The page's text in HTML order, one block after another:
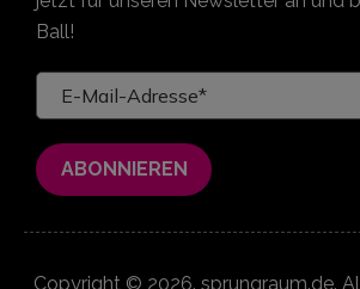
Ball!
Copyright © 2026. sprungraum.de.